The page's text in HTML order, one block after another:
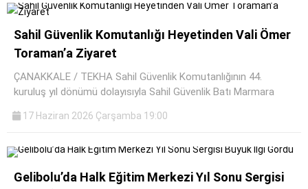
Sahil Güvenlik Komutanlığı Heyetinden Vali Ömer
Toraman’a Ziyaret
ÇANAKKALE / TEKHA Sahil Güvenlik Komutanlığının 44.
kuruluş yıl dönümü dolayısıyla Sahil Güvenlik Batı Marmara
17 Haziran 2026 Çarşamba 19:00
Gelibolu’da Halk Eğitim Merkezi Yıl Sonu Sergisi